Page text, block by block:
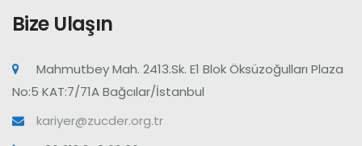
Bize Ulaşın
Mahmutbey Mah. 2413.Sk. E1 Blok Öksüzoğulları Plaza
No:5 KAT:7/71A Bağcılar/İstanbul
kariyer@zucder.org.tr